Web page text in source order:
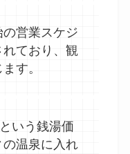
営業スケジ
れており、観
す。
いう銭湯価
温泉に入れ